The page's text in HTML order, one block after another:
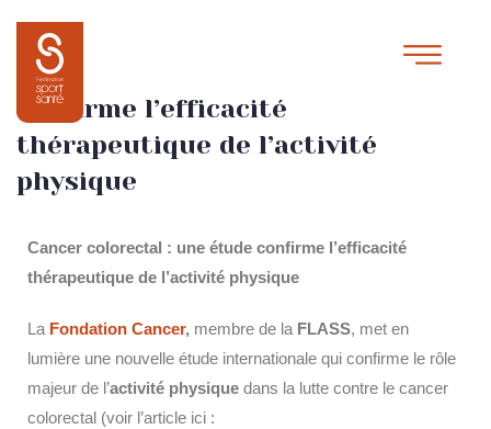
Cancer colorectal : une étude
confirme l’efficacité
thérapeutique de l’activité
physique
Cancer colorectal : une étude confirme l’efficacité
thérapeutique de l’activité physique
La Fondation Cancer, membre de la FLASS, met en
lumière une nouvelle étude internationale qui confirme le rôle
majeur de l’activité physique dans la lutte contre le cancer
colorectal (voir l’article ici :